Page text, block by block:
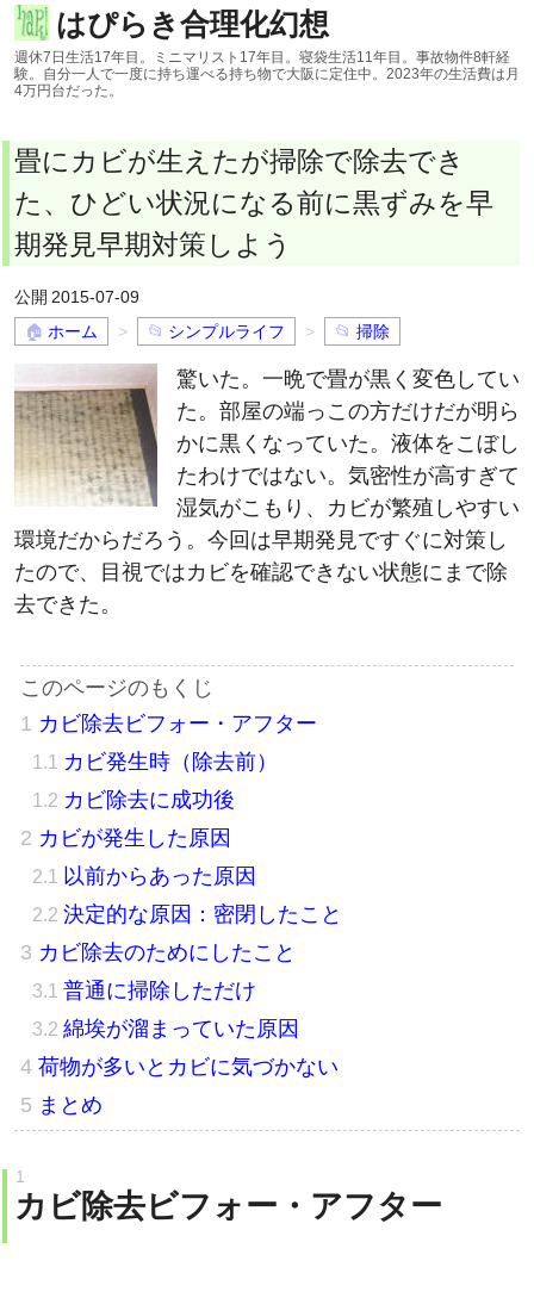
はぴらき合理化幻想
週休7日生活17年目。ミニマリスト17年目。寝袋生活11年目。事故物件8軒経
験。自分一人で一度に持ち運べる持ち物で大阪に定住中。2023年の生活費は月
4万円台だった。
た、ひどい状況になる前に黒ずみを早
期発見早期対策しよう
ホーム
驚いた。一晩で畳が黒く変色してい
た。部屋の端っこの方だけだが明ら
かに黒くなっていた。液体をこぼし
たわけではない。気密性が高すぎて
湿気がこもり、カビが繁殖しやすい
環境だからだろう。今回は早期発見ですぐに対策し
たので、目視ではカビを確認できない状態にまで除
去できた。
カビ除去ビフォー・アフター
カビ発生時（除去前）
カビ除去に成功後
カビが発生した原因
以前からあった原因
決定的な原因：密閉したこと
カビ除去のためにしたこと
普通に掃除しただけ
綿埃が溜まっていた原因
荷物が多いとカビに気づかない
まとめ
カビ除去ビフォー・アフター